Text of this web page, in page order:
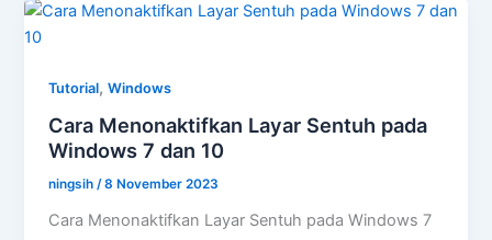
di
Tutorial,Windows
Cara Menonaktifkan Layar Sentuh pada
Windows 7 dan 10
ningsih/8 November 2023
Cara Menonaktifkan Layar Sentuh pada Windows 7